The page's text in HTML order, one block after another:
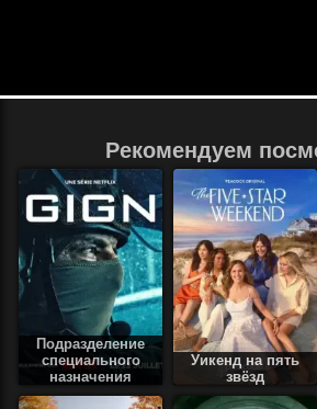
Рекомендуем
Подразделение
специального
назначения
Уикенд на пять
звёзд